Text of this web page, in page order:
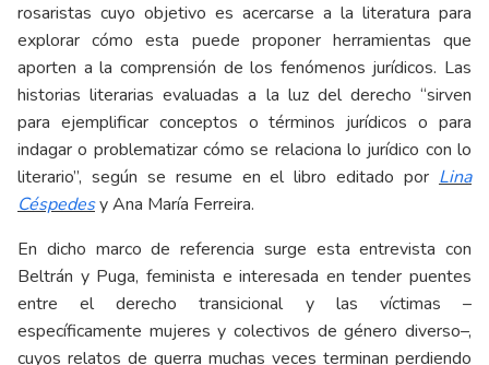
rosaristas cuyo objetivo es acercarse a la literatura para
explorar cómo esta puede proponer herramientas que
aporten a la comprensión de los fenómenos jurídicos. Las
historias literarias evaluadas a la luz del derecho “sirven
para ejemplificar conceptos o términos jurídicos o para
indagar o problematizar cómo se relaciona lo jurídico con lo
literario”, según se resume en el libro editado por Lina
Céspedesy Ana María Ferreira.
En dicho marco de referencia surge esta entrevista con
Beltrán y Puga, feminista e interesada en tender puentes
entre el derecho transicional y las víctimas –
específicamente mujeres y colectivos de género diverso–,
cuyos relatos de guerra muchas veces terminan perdiendo